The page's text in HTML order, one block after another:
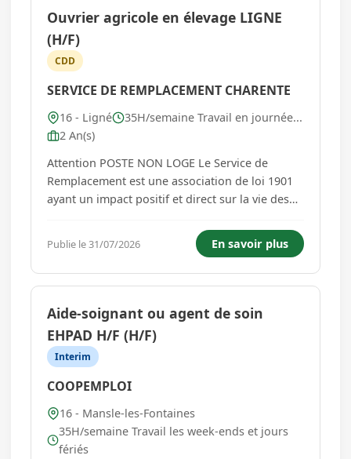
Ouvrier agricole en élevage LIGNE
(H/F)
CDD
SERVICE DE REMPLACEMENT CHARENTE
16 - Ligné
35H/semaine Travail en journée...
2 An(s)
Attention POSTE NON LOGE Le Service de
Remplacement est une association de loi 1901
ayant un impact positif et direct sur la vie des
en les aidant sur leur exploitation. Chez nous,
les valeurs de respect, d'échange, de réactivité
et d'entraide sont...
Publie le 31/07/2026 En savoir plus
Aide-soignant ou agent de soin
EHPAD H/F (H/F)
Interim
COOPEMPLOI
16 - Mansle-les-Fontaines
35H/semaine Travail les week-ends et jours
fériés